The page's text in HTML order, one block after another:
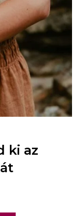
ki az